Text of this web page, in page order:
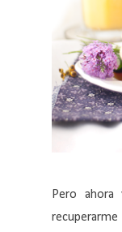
Pero ahora